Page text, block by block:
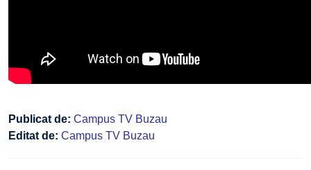
Publicat de: Campus TV Buzau
Editat de: Campus TV Buzau